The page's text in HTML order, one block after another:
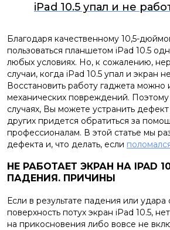
iPad 10.5 упал и не
Благодаря качественному 10,5-
пользоваться планшетом iPad 10.5
любых условиях. Но, к сожалению,
случаи, когда iPad 10.5 упал и экран
Восстановить работу гаджета можно
механических повреждений.
случаях, Вы можете устранить
других придется обратиться за
профессионалам. В этой статье мы
дефекта и, что делать, если
НЕ РАБОТАЕТ ЭКРАН НА IPAD
ПАДЕНИЯ. ПРИЧИНЫ
Если в результате падения или
поверхность потух экран iPad 10.5,
на прикосновения либо вовсе не